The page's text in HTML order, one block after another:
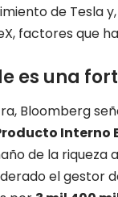
de Tesla
factores que
es una
Bloomberg
Interno
de la riqueza
el gestor